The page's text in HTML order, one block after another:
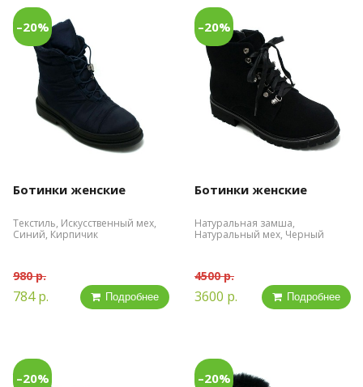
–20%
Ботинки женские
Текстиль, Искусственный мех,
Синий, Кирпичик
980 р.
784 р. Подробнее
–20%
Ботинки женские
Натуральная замша,
Натуральный мех, Черный
4500 р.
3600 р. Подробнее
–20% –20%